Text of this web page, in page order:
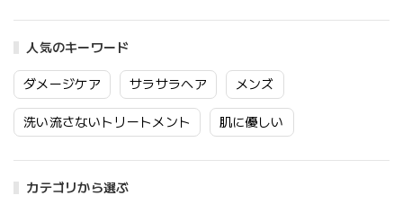
人気のキーワード
ダメージケア サラサラヘア メンズ
洗い流さないトリートメント 肌に優しい
カテゴリから選ぶ